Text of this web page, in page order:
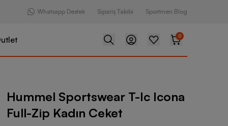
Whatsapp Destek Sipariş Takibi Sportmen Blog
0
T-Ic Icona Full-Zip Kadın Ceket
Hummel Sportswear T-Ic Icona
Full-Zip Kadın Ceket